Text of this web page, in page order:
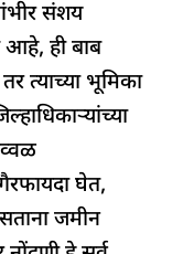
संशय
आहे, ही बाब
त्याच्या भूमिका
घेत,
जमीन